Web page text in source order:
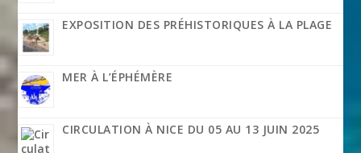
EXPOSITION DES PRÉHISTORIQUES À LA PLAGE
MER À L’ÉPHÉMÈRE
CIRCULATION À NICE DU 05 AU 13 JUIN 2025